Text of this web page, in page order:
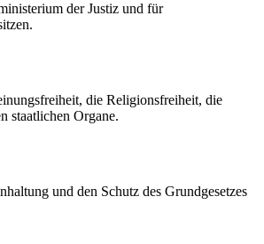
der Justiz und für
die Religionsfreiheit, die
staatlichen Organe.
und den Schutz des Grundgesetzes